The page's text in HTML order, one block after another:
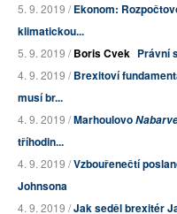
5. 9. 2019 /Ekonom:
klimatickou...
5. 9. 2019 /Boris Cvek Právní
4. 9. 2019 /Brexitoví
musí br...
4. 9. 2019 /Marhoulovo
tříhodin...
4. 9. 2019 /Vzbouřenečtí
Johnsona
4. 9. 2019 /Jak seděl brexitér